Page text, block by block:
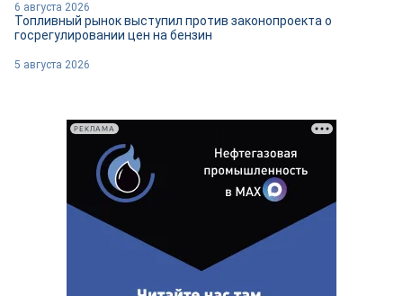
6 августа 2026
Топливный рынок выступил против законопроекта о
госрегулировании цен на бензин
5 августа 2026
РЕКЛАМА